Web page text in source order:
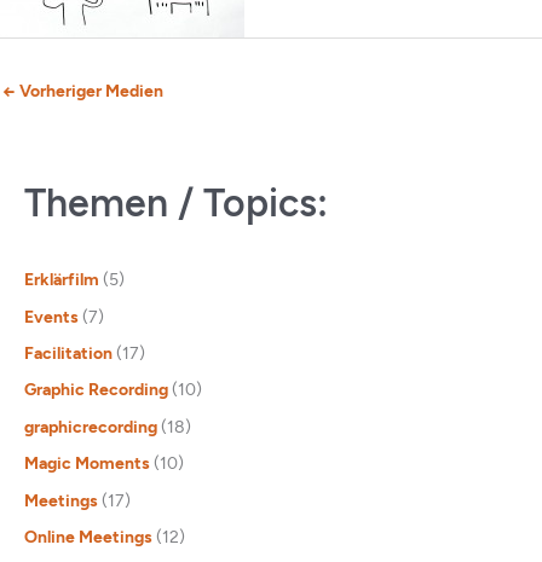
← Vorheriger Medien
Themen / Topics:
Erklärfilm (5)
Events (7)
Facilitation (17)
Graphic Recording (10)
graphicrecording (18)
Magic Moments (10)
Meetings (17)
Online Meetings (12)